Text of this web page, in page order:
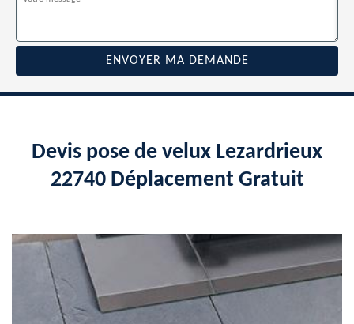
Devis pose de velux Lezardrieux
22740 Déplacement Gratuit